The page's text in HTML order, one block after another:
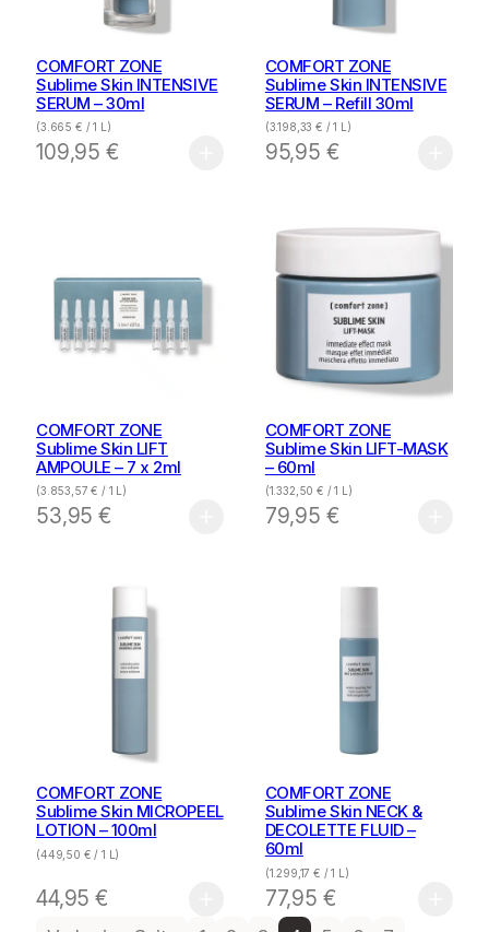
COMFORT ZONE
Sublime Skin INTENSIVE
SERUM – 30ml
(3.665 € / 1 L)
109,95 €
COMFORT ZONE
Sublime Skin INTENSIVE
SERUM – Refill 30ml
(3.198,33€ / 1 L)
95,95 €
COMFORT ZONE
Sublime Skin LIFT
AMPOULE – 7 x 2ml
(3.853,57€ / 1 L)
53,95€
COMFORT ZONE
Sublime Skin LIFT-MASK
– 60ml
(1.332,50€ / 1 L)
79,95 €
COMFORT ZONE
Sublime Skin MICROPEEL
LOTION – 100ml
(449,50 € / 1 L)
44,95€
COMFORT ZONE
Sublime Skin NECK &
DECOLETTE FLUID –
60ml
(1.299,17€ / 1 L)
77,95 €